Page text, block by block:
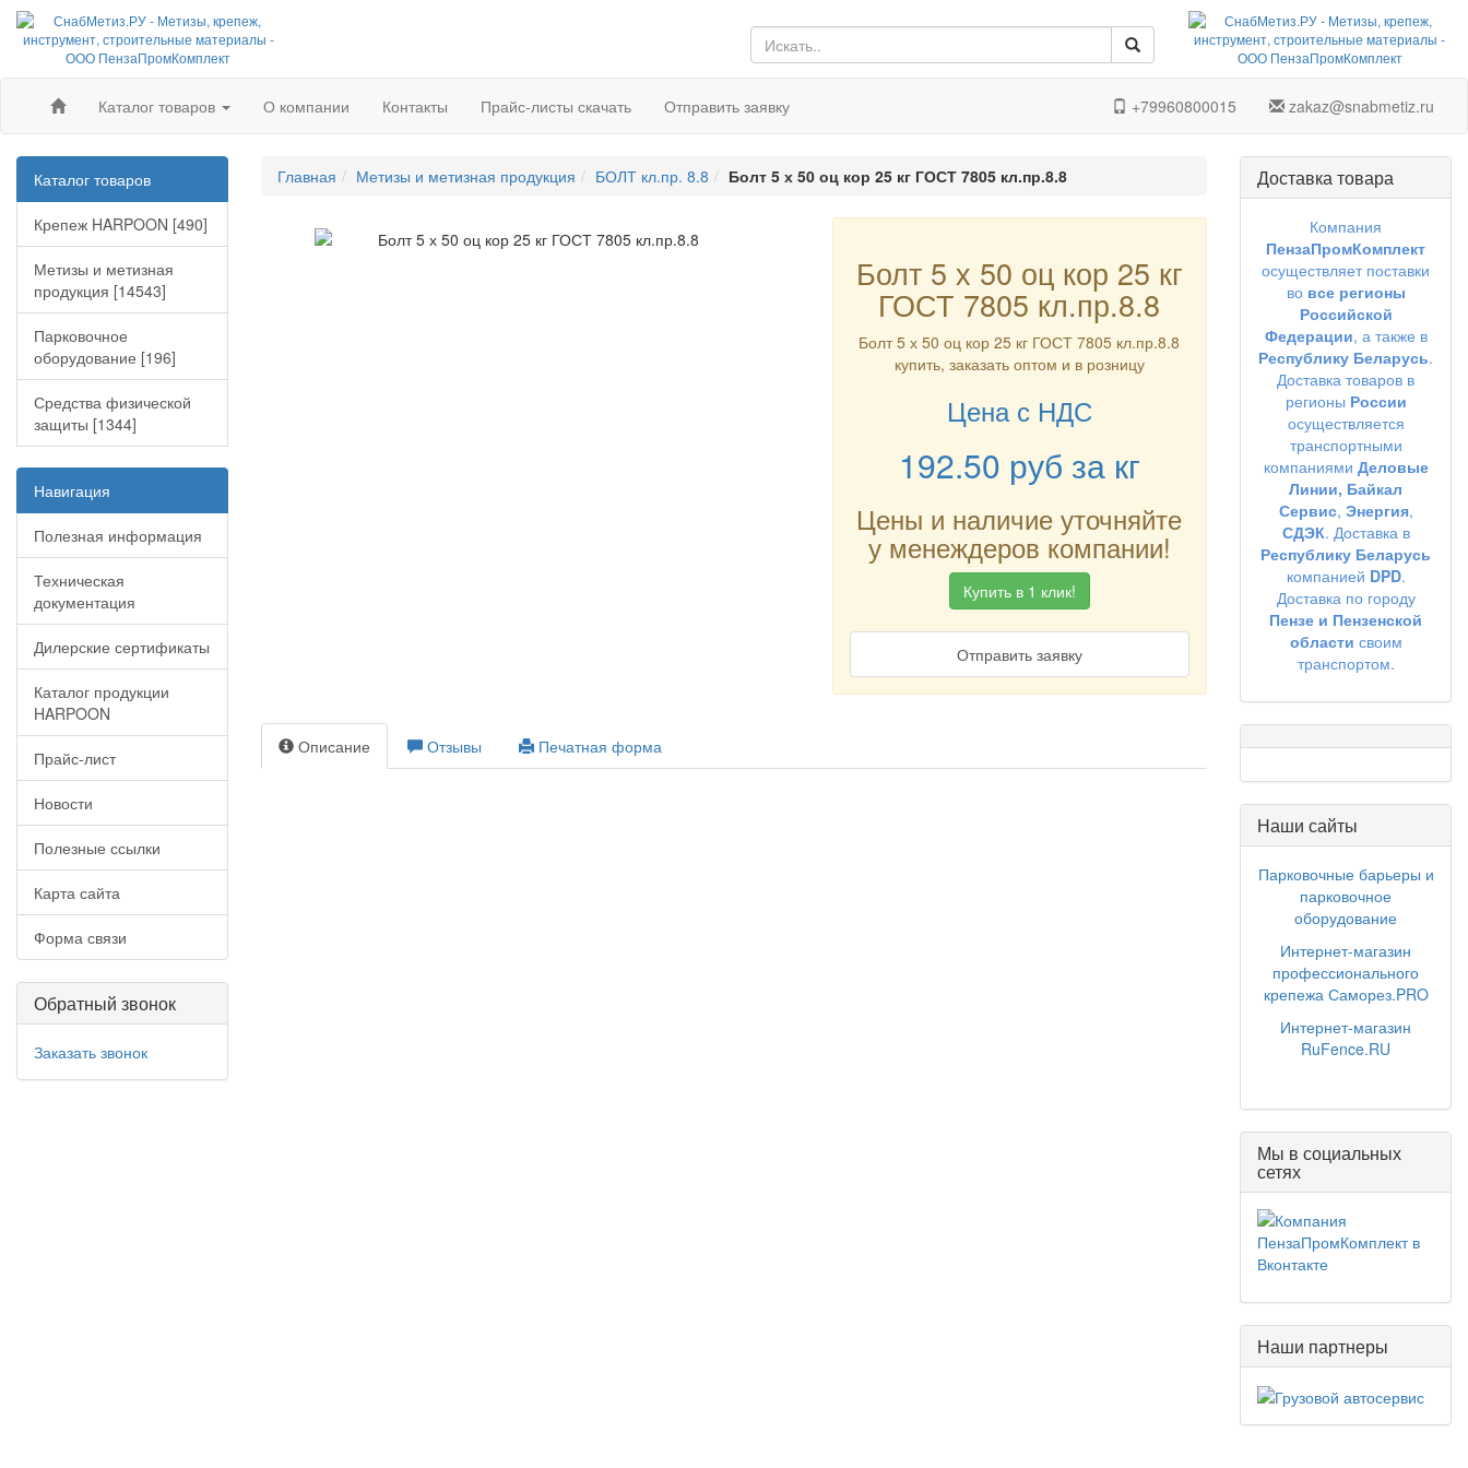
Каталог товаров О компании Контакты Прайс-листы скачать Отправить заявку +79960800015 zakaz@snabmetiz.ru
Каталог товаров
Крепеж HARPOON [490]
Метизы и метизная
продукция [14543]
Парковочное
оборудование [196]
Средства физической
защиты [1344]
Навигация
Полезная информация
Техническая
документация
Дилерские сертификаты
Каталог продукции
HARPOON
Прайс-лист
Новости
Полезные ссылки
Карта сайта
Форма связи
Обратный звонок
Заказать звонок
Главная Метизы и метизная продукция БОЛТ кл.пр. 8.8 Болт 5 х 50 оц кор 25 кг ГОСТ 7805 кл.пр.8.8
Болт 5 х 50 оц кор 25 кг
ГОСТ 7805 кл.пр.8.8
Болт 5 х 50 оц кор 25 кг ГОСТ 7805 кл.пр.8.8
купить, заказать оптом и в розницу
Цена с НДС
192.50 руб за кг
Цены и наличие уточняйте
у менеждеров компании!
Купить в 1 клик!
Отправить заявку
Описание Отзывы Печатная форма
Доставка товара
Компания
ПензаПромКомплект
осуществляет поставки
во все регионы
Российской
Федерации, а также в
Республику Беларусь.
Доставка товаров в
регионы России
осуществляется
транспортными
компаниями Деловые
Линии, Байкал
Сервис, Энергия,
СДЭК. Доставка в
Республику Беларусь
компанией DPD.
Доставка по городу
Пензе и Пензенской
области своим
транспортом.
Наши сайты
Парковочные барьеры и
парковочное
оборудование
Интернет-магазин
профессионального
крепежа Саморез.PRO
Интернет-магазин
RuFence.RU
Мы в социальных
сетях
Наши партнеры